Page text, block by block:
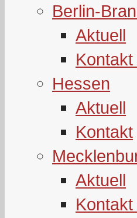
Berlin-
Aktuell
Hessen
Aktuell
Kontakt
Aktuell